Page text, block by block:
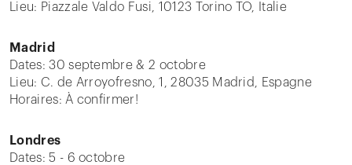
Lieu: Piazzale Valdo Fusi, 10123 Torino TO, Italie
Madrid
Dates: 30 septembre & 2 octobre
Lieu: C. de Arroyofresno, 1, 28035 Madrid, Espagne
Horaires: À confirmer!
Londres
Dates: 5 - 6 octobre